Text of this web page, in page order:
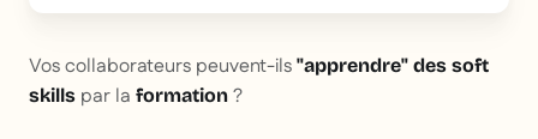
Vos collaborateurs peuvent-ils "apprendre" des soft
skills par la formation ?